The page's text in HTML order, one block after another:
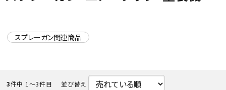
meeting_room ログイン person
スプレーガン関連商品
3件中 1〜3件目 並び替え